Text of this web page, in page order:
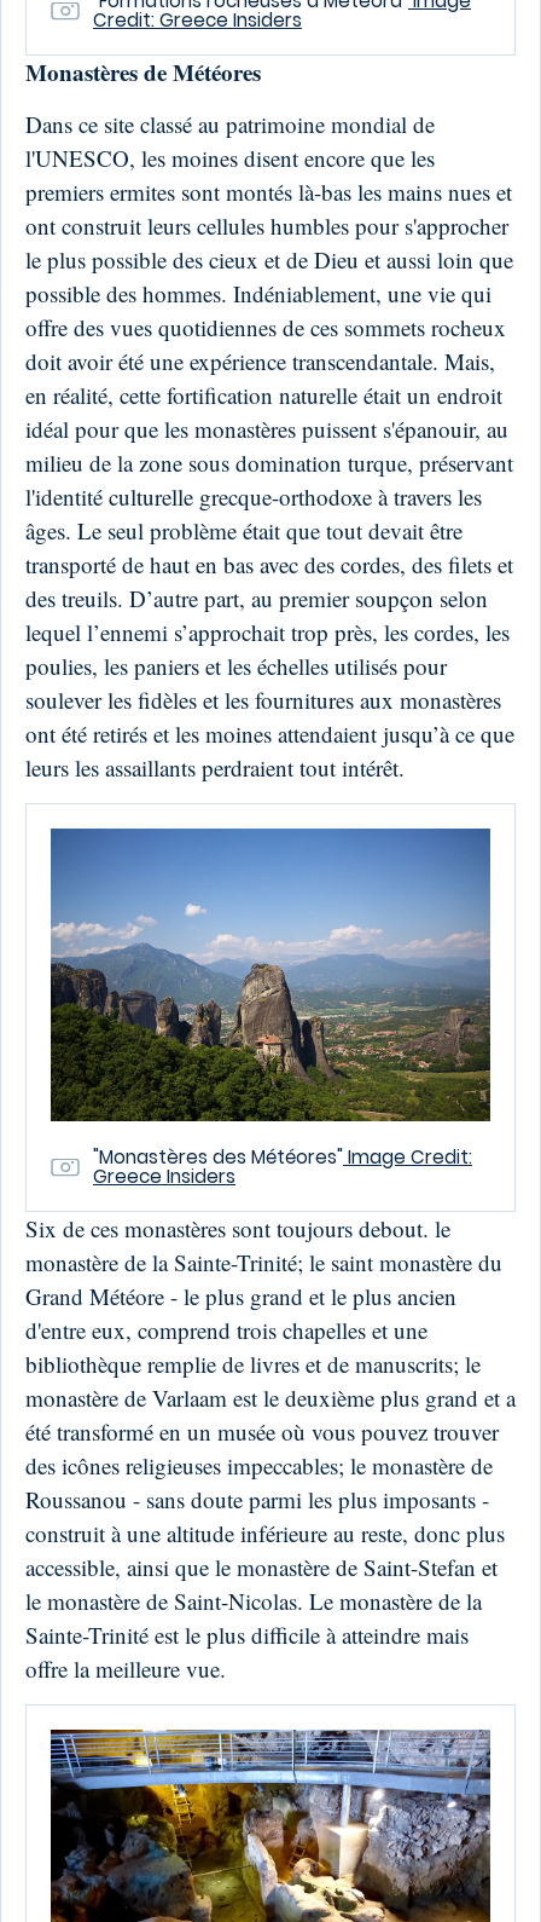
Credit: Greece Insiders
Monastères de Météores
Dans ce site classé au patrimoine mondial de
l'UNESCO, les moines disent encore que les
premiers ermites sont montés là-bas les mains nues et
ont construit leurs cellules humbles pour s'approcher
le plus possible des cieux et de Dieu et aussi loin que
possible des hommes. Indéniablement, une vie qui
offre des vues quotidiennes de ces sommets rocheux
doit avoir été une expérience transcendantale. Mais,
en réalité, cette fortification naturelle était un endroit
idéal pour que les monastères puissent s'épanouir, au
milieu de la zone sous domination turque, préservant
l'identité culturelle grecque-orthodoxe à travers les
âges. Le seul problème était que tout devait être
transporté de haut en bas avec des cordes, des filets et
des treuils. D’autre part, au premier soupçon selon
lequel l’ennemi s’approchait trop près, les cordes, les
poulies, les paniers et les échelles utilisés pour
soulever les fidèles et les fournitures aux monastères
ont été retirés et les moines attendaient jusqu’à ce que
leurs les assaillants perdraient tout intérêt.
"Monastères des Météores"Image Credit:
Greece Insiders
Six de ces monastères sont toujours debout. le
monastère de la Sainte-Trinité; le saint monastère du
Grand Météore - le plus grand et le plus ancien
d'entre eux, comprend trois chapelles et une
bibliothèque remplie de livres et de manuscrits; le
monastère de Varlaam est le deuxième plus grand et a
été transformé en un musée où vous pouvez trouver
des icônes religieuses impeccables; le monastère de
Roussanou - sans doute parmi les plus imposants -
construit à une altitude inférieure au reste, donc plus
accessible, ainsi que le monastère de Saint-Stefan et
le monastère de Saint-Nicolas. Le monastère de la
Sainte-Trinité est le plus difficile à atteindre mais
offre la meilleure vue.